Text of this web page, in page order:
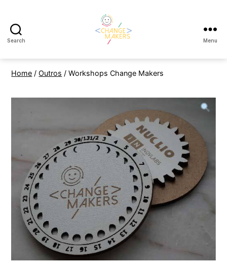
Search
Makers
Cascais
Menu
Home /Outros / Workshops Change Makers